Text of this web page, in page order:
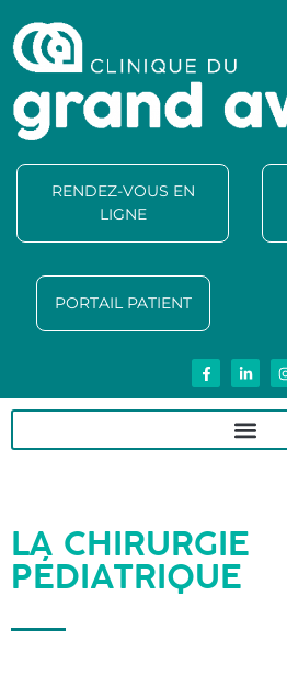
RENDEZ-VOUS EN
LIGNE
PORTAIL PATIENT
LA CHIRURGIE
PÉDIATRIQUE